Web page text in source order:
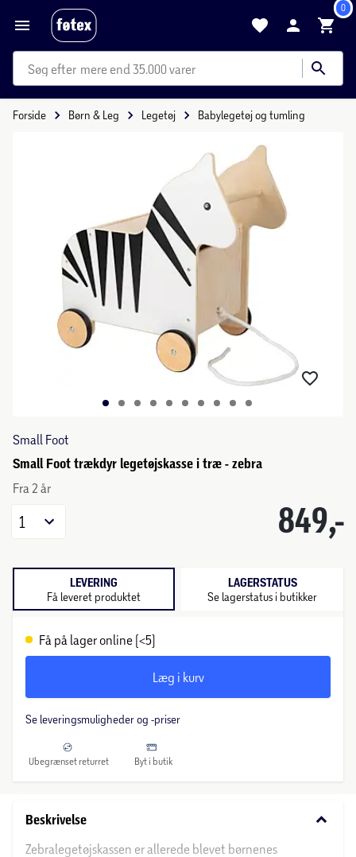
0
mere end 35.000 varer
Forside Børn & Leg Legetøj Babylegetøj og tumling
Small Foot
Small Foot trækdyr legetøjskasse i træ - zebra
Fra 2 år
849,-
1
LEVERING
Få leveret produktet
LAGERSTATUS
Se lagerstatus i butikker
Få på lager online (<5)
Læg i kurv
Se leveringsmuligheder og -priser
Ubegrænset returret Byt i butik
Beskrivelse keyboard_arrow_down
Zebralegetøjskassen er allerede blevet børnenes